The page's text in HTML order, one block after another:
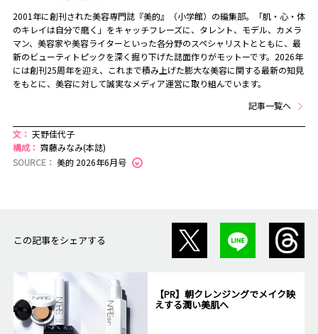
2001年に創刊された美容専門誌『美的』（小学館）の編集部。「肌・心・体
のキレイは自分で磨く」をキャッチフレーズに、タレント、モデル、カメラ
マン、美容家や美容ライターといった各分野のスペシャリストとともに、最
新のビューティトピックを深く掘り下げた誌面作りがモットーです。2026年
には創刊25周年を迎え、これまで積み上げた膨大な美容に関する最新の知見
をもとに、美容に対して誠実なメディア運営に取り組んでいます。
記事一覧へ
文： 天野佳代子
構成： 齊藤みなみ(本誌)
SOURCE： 美的 2026年6月号
この記事をシェアする
【PR】朝クレンジングでメイク映
えする潤い美肌へ